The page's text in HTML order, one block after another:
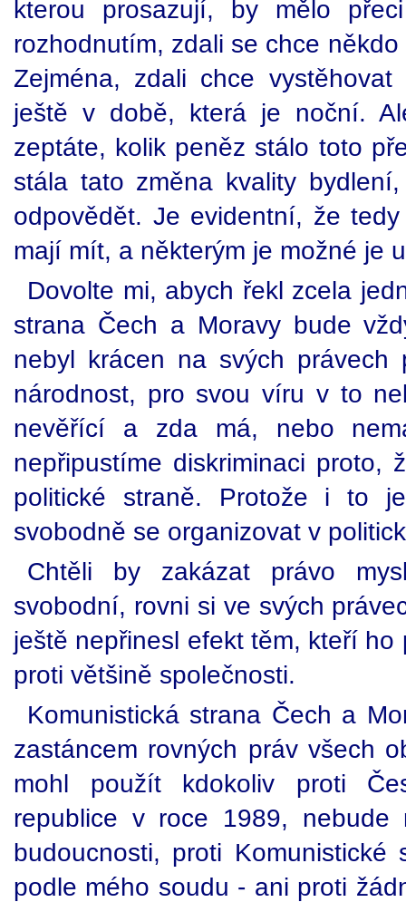
kterou prosazují, by mělo
rozhodnutím, zdali se chce
Zejména, zdali chce
ještě v době, která je noční.
zeptáte, kolik peněz stálo toto
stála tato změna kvality
odpovědět. Je evidentní, že
mají mít, a některým je možné je
Dovolte mi, abych řekl zcela
strana Čech a Moravy bude
nebyl krácen na svých
národnost, pro svou víru v to
nevěřící a zda má, nebo
nepřipustíme diskriminaci
politické straně. Protože i to
svobodně se organizovat v
Chtěli by zakázat právo
svobodní, rovni si ve svých
ještě nepřinesl efekt těm, kteří
proti většině společnosti.
Komunistická strana Čech a
zastáncem rovných práv všech
mohl použít kdokoliv proti
republice v roce 1989,
budoucnosti, proti
podle mého soudu - ani proti